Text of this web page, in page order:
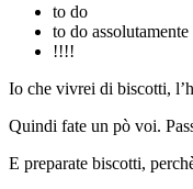
to do
to do assolutamente
!!!!
Io che vivrei di biscotti,
Quindi fate un pò voi.
E preparate biscotti,